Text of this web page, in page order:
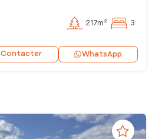
217m² 3
Contacter WhatsApp